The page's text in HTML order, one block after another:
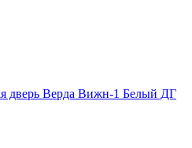
дверь Верда Вижн-1 Белый ДГ